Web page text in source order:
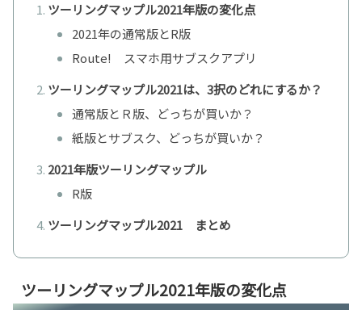
ツーリングマップル2021年版の変化点
2021年の通常版とR版
Route! スマホ用サブスクアプリ
ツーリングマップル2021は、3択のどれにするか？
通常版とＲ版、どっちが買いか？
紙版とサブスク、どっちが買いか？
2021年版ツーリングマップル
R版
ツーリングマップル2021 まとめ
ツーリングマップル2021年版の変化点